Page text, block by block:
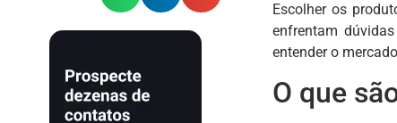
Escolher os
enfrentam
entender o
O que